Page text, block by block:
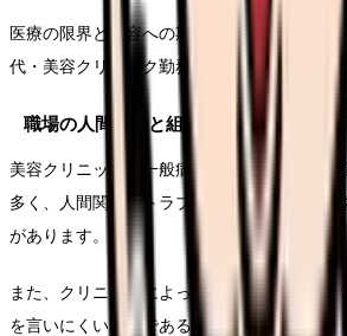
医療の限界と美容への期待のギャップに悩
代・美容クリニック勤務5年目看護師）
職場の人間関係と組織風土
美容クリニックは一般病院に比べて少人数
多く、人間関係のトラブルが発生した際の
があります。
また、クリニックによっては医師とスタッ
を言いにくい環境であることも少なくありま